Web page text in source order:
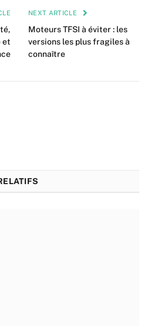
et
NEXT ARTICLE
Moteurs TFSI à éviter : les
versions les plus fragiles à
connaître